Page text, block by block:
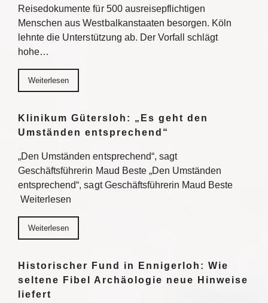
Reisedokumente für 500 ausreisepflichtigen
Menschen aus Westbalkanstaaten besorgen. Köln
lehnte die Unterstützung ab. Der Vorfall schlägt
hohe…
Weiterlesen
Klinikum Gütersloh: „Es geht den
Umständen entsprechend“
„Den Umständen entsprechend“, sagt
Geschäftsführerin Maud Beste „Den Umständen
entsprechend“, sagt Geschäftsführerin Maud Beste
Weiterlesen
Weiterlesen
Historischer Fund in Ennigerloh: Wie
seltene Fibel Archäologie neue Hinweise
liefert